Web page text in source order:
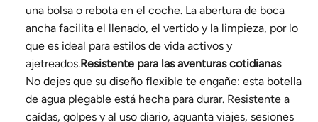
una bolsa o rebota en el coche. La abertura de boca
ancha facilita el llenado, el vertido y la limpieza, por lo
que es ideal para estilos de vida activos y
ajetreados.Resistente para las aventuras cotidianas
No dejes que su diseño flexible te engañe: esta botella
de agua plegable está hecha para durar. Resistente a
caídas, golpes y al uso diario, aguanta viajes, sesiones